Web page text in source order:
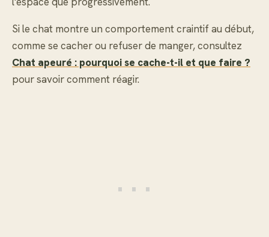
Si le chat montre un comportement craintif au début,
comme se cacher ou refuser de manger, consultez
Chat apeuré : pourquoi se cache-t-il et que faire ?
pour savoir comment réagir.